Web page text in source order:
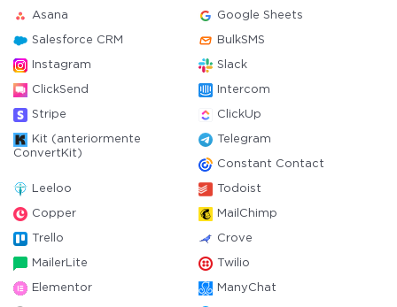
Asana Google Sheets
Salesforce CRM BulkSMS
Instagram Slack
ClickSend Intercom
Stripe ClickUp
Kit (anteriormente
ConvertKit)
Telegram
Constant Contact
Leeloo Todoist
Copper MailChimp
Trello Crove
MailerLite Twilio
Elementor ManyChat